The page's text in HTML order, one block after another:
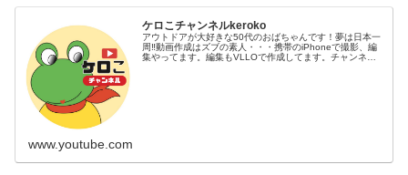
ケロこチャンネルkeroko
アウトドアが大好きな50代のおばちゃんです！夢は日本一
周‼️動画作成はズブの素人・・・携帯のiPhoneで撮影、編
集やってます。編集もVLLOで作成してます。チャンネル
www.youtube.com